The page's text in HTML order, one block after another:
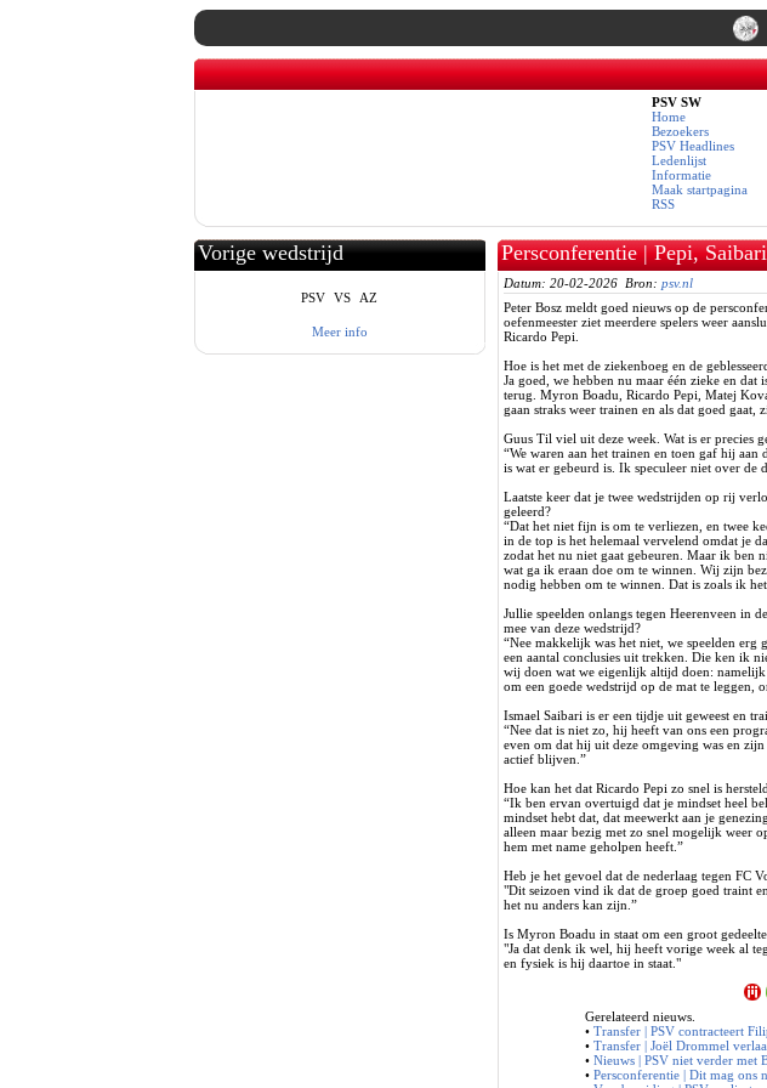
PSV SW
Home
Bezoekers
PSV Headlines
Ledenlijst
Informatie
Maak startpagina
RSS
Vorige wedstrijd
PSV VS AZ
Meer info
Persconferentie | Pepi,
sc Heerenveen
Datum: 20-02-2026 Bron:psv.nl
Peter Bosz meldt goed nieuws op de
oefenmeester ziet meerdere spelers weer
Ricardo Pepi.
Hoe is het met de ziekenboeg en de
Ja goed, we hebben nu maar één zieke en dat
terug. Myron Boadu, Ricardo Pepi, Matej
gaan straks weer trainen en als dat goed gaat,
Guus Til viel uit deze week. Wat is er precies
“We waren aan het trainen en toen gaf hij
is wat er gebeurd is. Ik speculeer niet over
Laatste keer dat je twee wedstrijden op rij
geleerd?
“Dat het niet fijn is om te verliezen, en twee
in de top is het helemaal vervelend omdat je
zodat het nu niet gaat gebeuren. Maar ik ben
wat ga ik eraan doe om te winnen. Wij zijn
nodig hebben om te winnen. Dat is zoals ik
Jullie speelden onlangs tegen Heerenveen in
mee van deze wedstrijd?
“Nee makkelijk was het niet, we speelden
een aantal conclusies uit trekken. Die ken ik
wij doen wat we eigenlijk altijd doen:
om een goede wedstrijd op de mat te leggen,
Ismael Saibari is er een tijdje uit geweest en
“Nee dat is niet zo, hij heeft van ons een
even om dat hij uit deze omgeving was en
actief blijven.”
Hoe kan het dat Ricardo Pepi zo snel is
“Ik ben ervan overtuigd dat je mindset heel
mindset hebt dat, dat meewerkt aan je
alleen maar bezig met zo snel mogelijk weer
hem met name geholpen heeft.”
Heb je het gevoel dat de nederlaag tegen FC
"Dit seizoen vind ik dat de groep goed traint
het nu anders kan zijn.”
Is Myron Boadu in staat om een groot
"Ja dat denk ik wel, hij heeft vorige week al
en fysiek is hij daartoe in staat."
Gerelateerd nieuws.
• Transfer | PSV contracteert
• Transfer | Joël Drommel
• Nieuws | PSV niet verder met
• Persconferentie | Dit mag ons